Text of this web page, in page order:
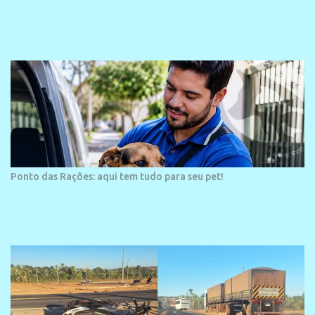
Ponto das Rações: aqui tem tudo para seu pet!